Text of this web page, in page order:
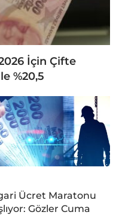
İçin Çifte
%20,5
Ücret Maratonu
Gözler Cuma